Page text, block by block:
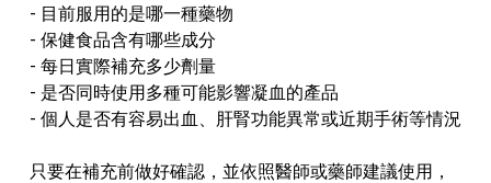
- 目前服用的是哪一種藥物
- 保健食品含有哪些成分
- 每日實際補充多少劑量
- 是否同時使用多種可能影響凝血的產品
- 個人是否有容易出血、肝腎功能異常或近期手術等情況
只要在補充前做好確認，並依照醫師或藥師建議使用，